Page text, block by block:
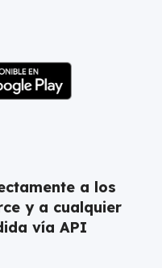
a los
y a cualquier
vía API